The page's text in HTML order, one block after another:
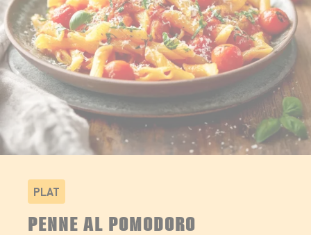
PLAT
PENNE AL POMODORO